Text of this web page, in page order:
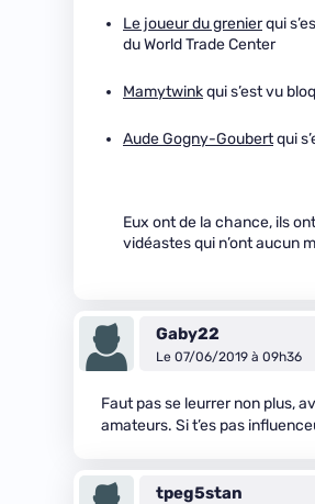
Le joueur du grenierqui
du World Trade Center
Mamytwinkqui s’est vu
Aude Gogny-Goubertqui
Eux ont de la chance, ils
vidéastes qui n’ont aucun
Gaby22
Le 07/06/2019 à 09h36
Faut pas se leurrer non plus,
amateurs. Si t’es pas
tpeg5stan